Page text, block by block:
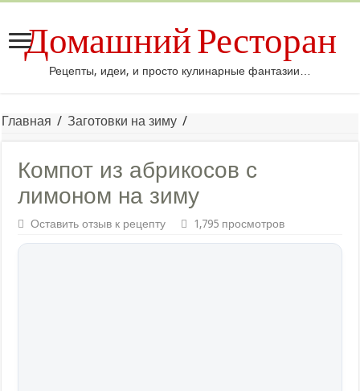
Домашний Ресторан
Рецепты, идеи, и просто кулинарные фантазии…
Главная / Заготовки на зиму /
Компот из абрикосов с
лимоном на зиму
Оставить отзыв к рецепту 1,795 просмотров